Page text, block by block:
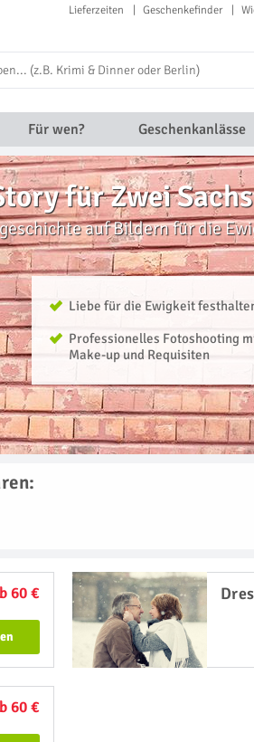
Lieferzeiten Geschenkefinder
Für wen? Geschenkanlässe
für Zwei
auf Bildern für die
Liebe für die Ewigkeit
Professionelles Fotoshooting
Make-up und Requisiten
60 €
60 €